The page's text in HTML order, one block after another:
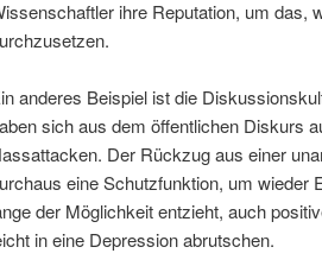
r
i
n
g
s
p
r
i
ihre Reputation, um das,
anderes Beispiel ist die
sich aus dem öffentlichen Diskurs
Der Rückzug aus einer
eine Schutzfunktion, um wieder
der Möglichkeit entzieht, auch
in eine Depression abrutschen.